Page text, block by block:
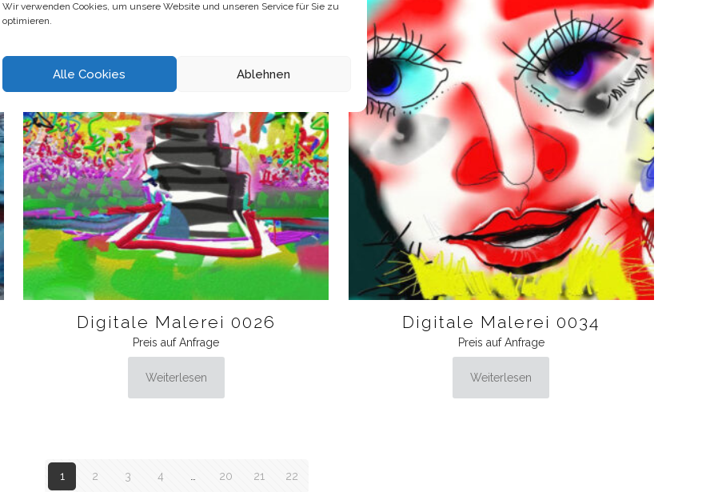
Wir verwenden Cookies, um unsere Website und unseren Service für Sie zu
optimieren.
Alle Cookies Ablehnen
Digitale Malerei 0026
Preis auf Anfrage
Weiterlesen
Digitale Malerei 0034
Preis auf Anfrage
Weiterlesen
1 2 3 4 20 21 22